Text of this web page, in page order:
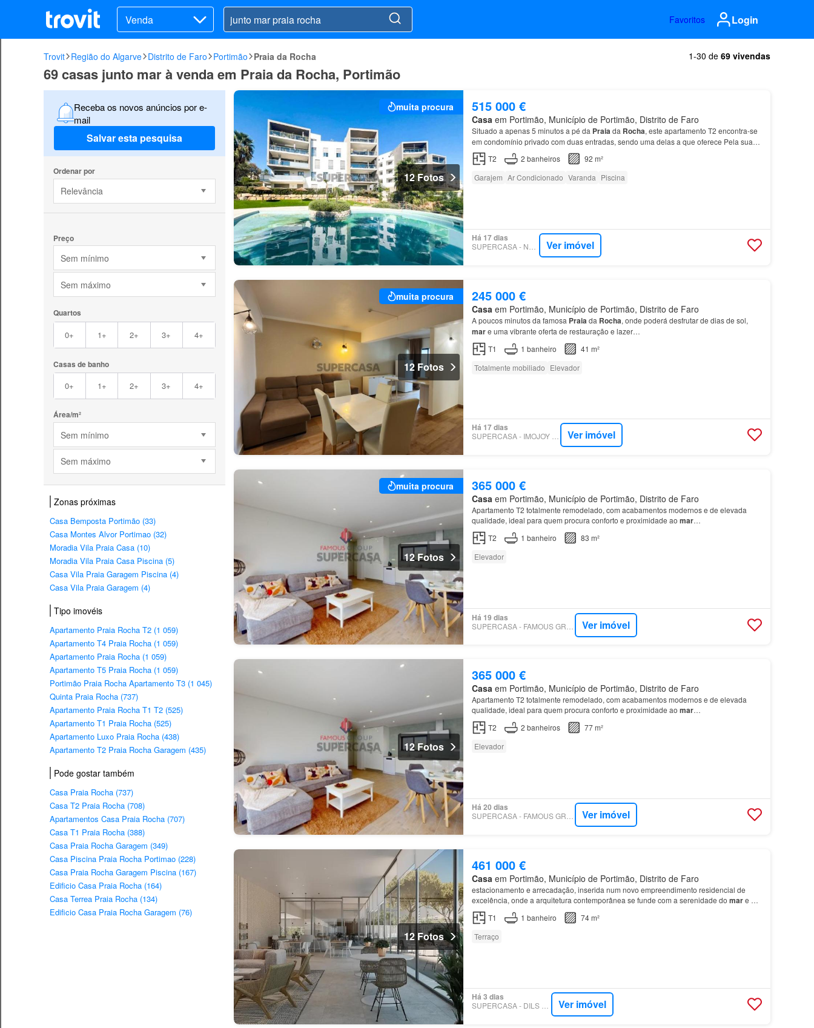
Venda Favoritos Login
Trovit Região do Algarve Distrito de Faro Portimão Praia da Rocha 1-30 de 69 vivendas
69 casas junto mar à venda em Praia da Rocha, Portimão
Receba os novos anúncios por e-
mail
Salvar esta pesquisa
Ordenar por
Relevância
Preço
Sem mínimo
Sem máximo
Quartos
0+ 1+ 2+ 3+ 4+
Casas de banho
0+ 1+ 2+ 3+ 4+
Área/m²
Sem mínimo
Sem máximo
Zonas próximas
Casa Bemposta Portimão (33)
Casa Montes Alvor Portimao (32)
Moradia Vila Praia Casa (10)
Moradia Vila Praia Casa Piscina (5)
Casa Vila Praia Garagem Piscina (4)
Casa Vila Praia Garagem (4)
Tipo imovéis
Apartamento Praia Rocha T2 (1 059)
Apartamento T4 Praia Rocha (1 059)
Apartamento Praia Rocha (1 059)
Apartamento T5 Praia Rocha (1 059)
Portimão Praia Rocha Apartamento T3 (1 045)
Quinta Praia Rocha (737)
Apartamento Praia Rocha T1 T2 (525)
Apartamento T1 Praia Rocha (525)
Apartamento Luxo Praia Rocha (438)
Apartamento T2 Praia Rocha Garagem (435)
Pode gostar também
Casa Praia Rocha (737)
Casa T2 Praia Rocha (708)
Apartamentos Casa Praia Rocha (707)
Casa T1 Praia Rocha (388)
Casa Praia Rocha Garagem (349)
Casa Piscina Praia Rocha Portimao (228)
Casa Praia Rocha Garagem Piscina (167)
Edificio Casa Praia Rocha (164)
Casa Terrea Praia Rocha (134)
Edificio Casa Praia Rocha Garagem (76)
muita procura
12 Fotos
515 000 €
Casaem Portimão, Município de Portimão, Distrito de Faro
Situado a apenas 5 minutos a pé da Praiada Rocha, este apartamento T2 encontra-se
em condomínio privado com duas entradas, sendo uma delas a que oferece Pela sua
localização privilegiada
juntoao
T2 2 banheiros
92 m²
Garajem Ar Condicionado Varanda Piscina
Há 17 dias
SUPERCASA - NURISIMO Ver imóvel
muita procura
12 Fotos
245 000 €
Casa em Portimão, Município de Portimão, Distrito de Faro
A poucos minutos da famosa Praiada Rocha, onde poderá desfrutar de dias de sol,
mare uma vibrante oferta de restauração e lazer…
T1
1 banheiro
41 m²
Totalmente mobiliado Elevador
Há 17 dias
SUPERCASA - IMOJOY REAL ESTATE Ver imóvel
muita procura
12 Fotos
365 000 €
Casa em Portimão, Município de Portimão, Distrito de Faro
Apartamento T2 totalmente remodelado, com acabamentos modernos e de elevada
qualidade, ideal para quem procura conforto e proximidade ao mar…
T2
1 banheiro
83 m²
Elevador
Há 19 dias
Ver imóvel
12 Fotos
365 000 €
Casaem Portimão, Município de Portimão, Distrito de Faro
Apartamento T2 totalmente remodelado, com acabamentos modernos e de elevada
qualidade, ideal para quem procura conforto e proximidade ao mar…
T2
2 banheiros
77 m²
Elevador
Há 20 dias
Ver imóvel
12 Fotos
461 000 €
Casa em Portimão, Município de Portimão, Distrito de Faro
estacionamento e arrecadação, inserida num novo empreendimento residencial de
excelência, onde a arquitetura contemporânea se funde com a serenidade do mare a
luminosidade única do Algarve, localizado
T1 1 banheiro
74 m²
Terraço
Há 3 dias
Ver imóvel